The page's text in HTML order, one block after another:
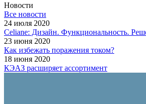
Новости
Все новости
24 июля 2020
Celiane: Дизайн. Функциональность.
23 июня 2020
Как избежать поражения током?
18 июня 2020
КЭАЗ расширяет ассортимент